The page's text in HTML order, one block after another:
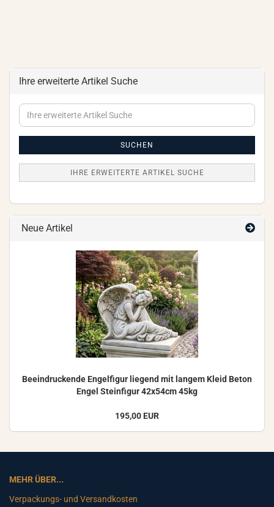
Ihre erweiterte Artikel Suche
Ihre
erweiterte
SUCHEN
IHRE ERWEITERTE ARTIKEL SUCHE
Neue Artikel
Be­ein­dru­cken­de En­gel­fi­gur lie­gend mit lan­gem Kleid Beton
Engel Stein­fi­gur 42x54cm 45kg
195,00 EUR
MEHR ÜBER...
Verpackungs- und Versandkosten